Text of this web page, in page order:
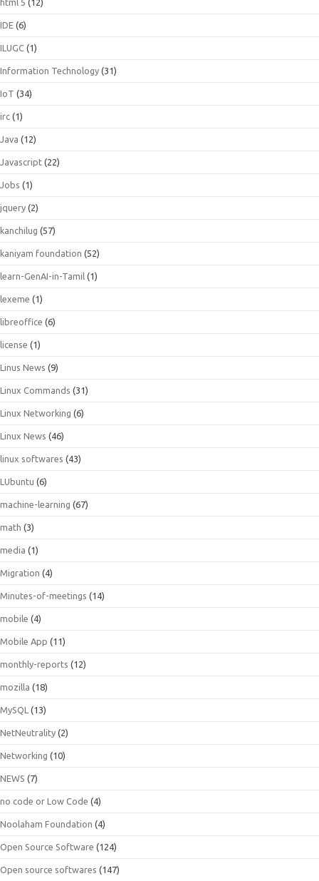
html 5 (12)
IDE (6)
ILUGC (1)
Information Technology (31)
IoT (34)
irc (1)
Java (12)
Javascript (22)
Jobs (1)
jquery (2)
kanchilug (57)
kaniyam foundation (52)
learn-GenAI-in-Tamil (1)
lexeme (1)
libreoffice (6)
license (1)
Linus News (9)
Linux Commands (31)
Linux Networking (6)
Linux News (46)
linux softwares (43)
LUbuntu (6)
machine-learning (67)
math (3)
media (1)
Migration (4)
Minutes-of-meetings (14)
mobile (4)
Mobile App (11)
monthly-reports (12)
mozilla (18)
MySQL (13)
NetNeutrality (2)
Networking (10)
NEWS (7)
no code or Low Code (4)
Noolaham Foundation (4)
Open Source Software (124)
Open source softwares (147)